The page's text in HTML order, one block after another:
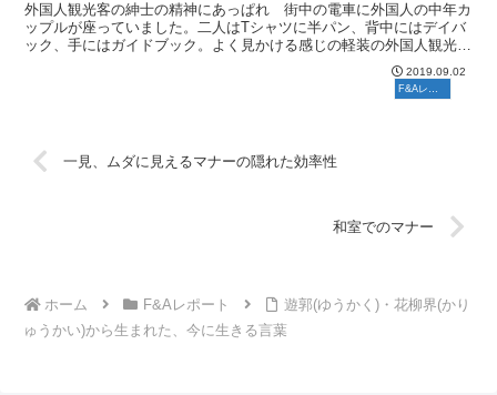
外国人観光客の紳士の精神にあっぱれ 街中の電車に外国人の中年カ
ップルが座っていました。二人はTシャツに半パン、背中にはデイバ
ック、手にはガイドブック。よく見かける感じの軽装の外国人観光客
です。彼らはなにやら楽しげに会話をしていました。 そこ...2019.09.02
一見、ムダに見えるマナーの隠れた効率性
和室でのマナー
ホーム F&Aレポート
遊郭(ゆうかく)・花柳界(かり
ゅうかい)から生まれた、今に生きる言葉